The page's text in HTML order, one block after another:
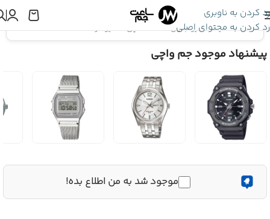
رد کردن به ناوبری
رد کردن به محتوای اصلی
اینجا هستید:کاسیو جنرال»ساعت مچی کاسیو مردانه DW-291H-1B
پیشنهاد موجود جم واچی
موجود شد به من اطلاع بده!